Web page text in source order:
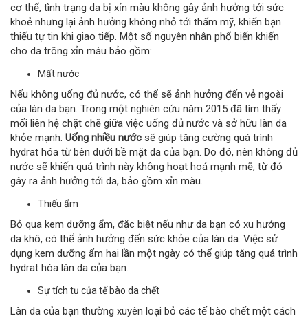
cơ thể, tình trạng da bị xỉn màu không gây ảnh hưởng tới sức
khoẻ nhưng lại ảnh hưởng không nhỏ tới thẩm mỹ, khiến bạn
thiếu tự tin khi giao tiếp. Một số nguyên nhân phổ biến khiến
cho da trông xỉn màu bảo gồm:
Mất nước
Nếu không uống đủ nước, có thể sẽ ảnh hưởng đến vẻ ngoài
của làn da bạn. Trong một nghiên cứu năm 2015 đã tìm thấy
mối liên hệ chặt chẽ giữa việc uống đủ nước và sở hữu làn da
khỏe mạnh. Uống nhiều nước sẽ giúp tăng cường quá trình
hydrat hóa từ bên dưới bề mặt da của bạn. Do đó, nên không đủ
nước sẽ khiến quá trình này không hoạt hoá mạnh mẽ, từ đó
gây ra ảnh hưởng tới da, bảo gồm xỉn màu.
Thiếu ẩm
Bỏ qua kem dưỡng ẩm, đặc biệt nếu như da bạn có xu hướng
da khô, có thể ảnh hưởng đến sức khỏe của làn da. Việc sử
dụng kem dưỡng ẩm hai lần một ngày có thể giúp tăng quá trình
hydrat hóa làn da của bạn.
Sự tích tụ của tế bào da chết
Làn da của bạn thường xuyên loại bỏ các tế bào chết một cách